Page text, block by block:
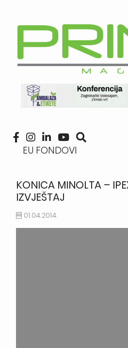
EU FONDOVI
KONICA MINOLTA –
IZVJEŠTAJ
01.04.2014.